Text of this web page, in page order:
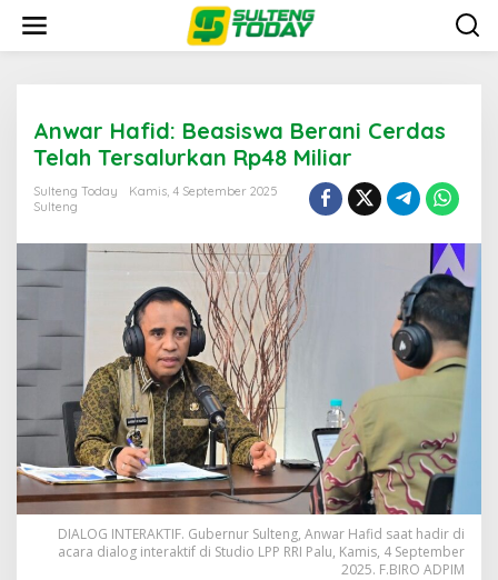
konten
Anwar Hafid: Beasiswa Berani Cerdas
Telah Tersalurkan Rp48 Miliar
Sulteng Today
Kamis, 4 September 2025
Sulteng
DIALOG INTERAKTIF. Gubernur Sulteng, Anwar Hafid saat hadir di
acara dialog interaktif di Studio LPP RRI Palu, Kamis, 4 September
2025. F.BIRO ADPIM